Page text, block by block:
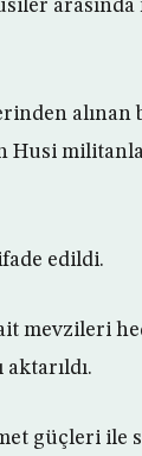
arasında
alınan
Husi
edildi.
mevzileri
aktarıldı.
güçleri ile